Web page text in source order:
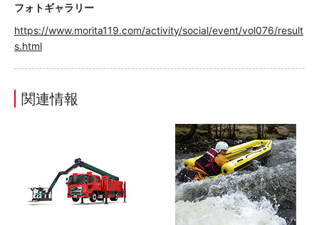
フォトギャラリー
https://www.morita119.com/activity/social/event/vol076/result
s.html
関連情報